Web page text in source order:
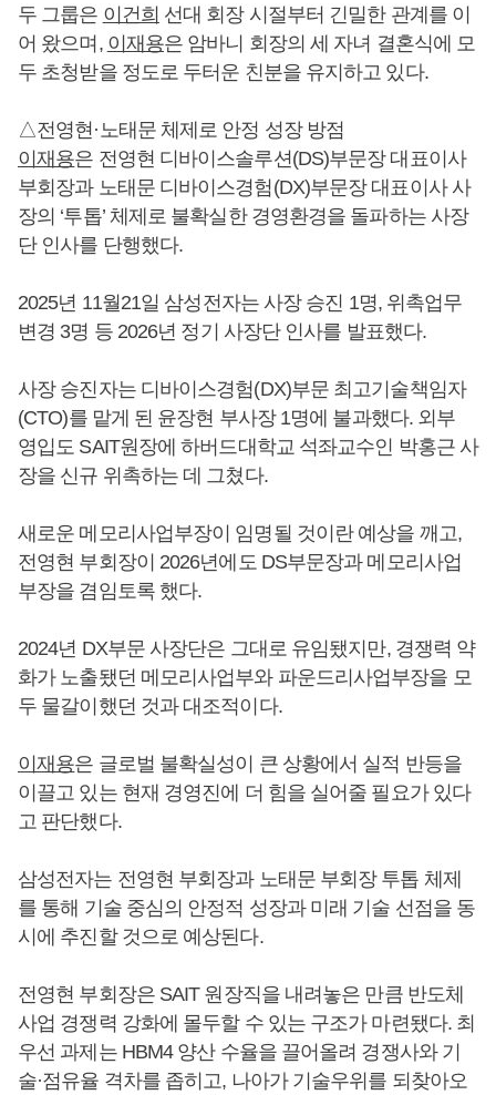
두 그룹은 이건희 선대 회장 시절부터 긴밀한 관계를 이
어 왔으며, 이재용은 암바니 회장의 세 자녀 결혼식에 모
두 초청받을 정도로 두터운 친분을 유지하고 있다.
△전영현·노태문 체제로 안정 성장 방점
이재용은 전영현 디바이스솔루션(DS)부문장 대표이사
부회장과 노태문 디바이스경험(DX)부문장 대표이사 사
장의 ‘투톱’ 체제로 불확실한 경영환경을 돌파하는 사장
단 인사를 단행했다.
2025년 11월21일 삼성전자는 사장 승진 1명, 위촉업무
변경 3명 등 2026년 정기 사장단 인사를 발표했다.
사장 승진자는 디바이스경험(DX)부문 최고기술책임자
(CTO)를 맡게 된 윤장현 부사장 1명에 불과했다. 외부
영입도 SAIT원장에 하버드대학교 석좌교수인 박홍근 사
장을 신규 위촉하는 데 그쳤다.
새로운 메모리사업부장이 임명될 것이란 예상을 깨고,
전영현 부회장이 2026년에도 DS부문장과 메모리사업
부장을 겸임토록 했다.
2024년 DX부문 사장단은 그대로 유임됐지만, 경쟁력 약
화가 노출됐던 메모리사업부와 파운드리사업부장을 모
두 물갈이했던 것과 대조적이다.
이재용은 글로벌 불확실성이 큰 상황에서 실적 반등을
이끌고 있는 현재 경영진에 더 힘을 실어줄 필요가 있다
고 판단했다.
삼성전자는 전영현 부회장과 노태문 부회장 투톱 체제
를 통해 기술 중심의 안정적 성장과 미래 기술 선점을 동
시에 추진할 것으로 예상된다.
전영현 부회장은 SAIT 원장직을 내려놓은 만큼 반도체
사업 경쟁력 강화에 몰두할 수 있는 구조가 마련됐다. 최
우선 과제는 HBM4 양산 수율을 끌어올려 경쟁사와 기
술·점유율 격차를 좁히고, 나아가 기술우위를 되찾아오